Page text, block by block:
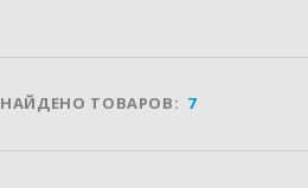
НАЙДЕНО ТОВАРОВ: 7